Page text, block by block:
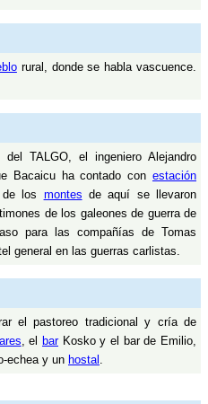
rural, donde se habla vascuence.
TALGO, el ingeniero Alejandro
Bacaicu ha contado con estación
de los montes de aquí se llevaron
de los galeones de guerra de
para las compañías de Tomas
general en las guerras carlistas.
el pastoreo tradicional y cría de
, el barKosko y el bar de Emilio,
echea y un hostal .